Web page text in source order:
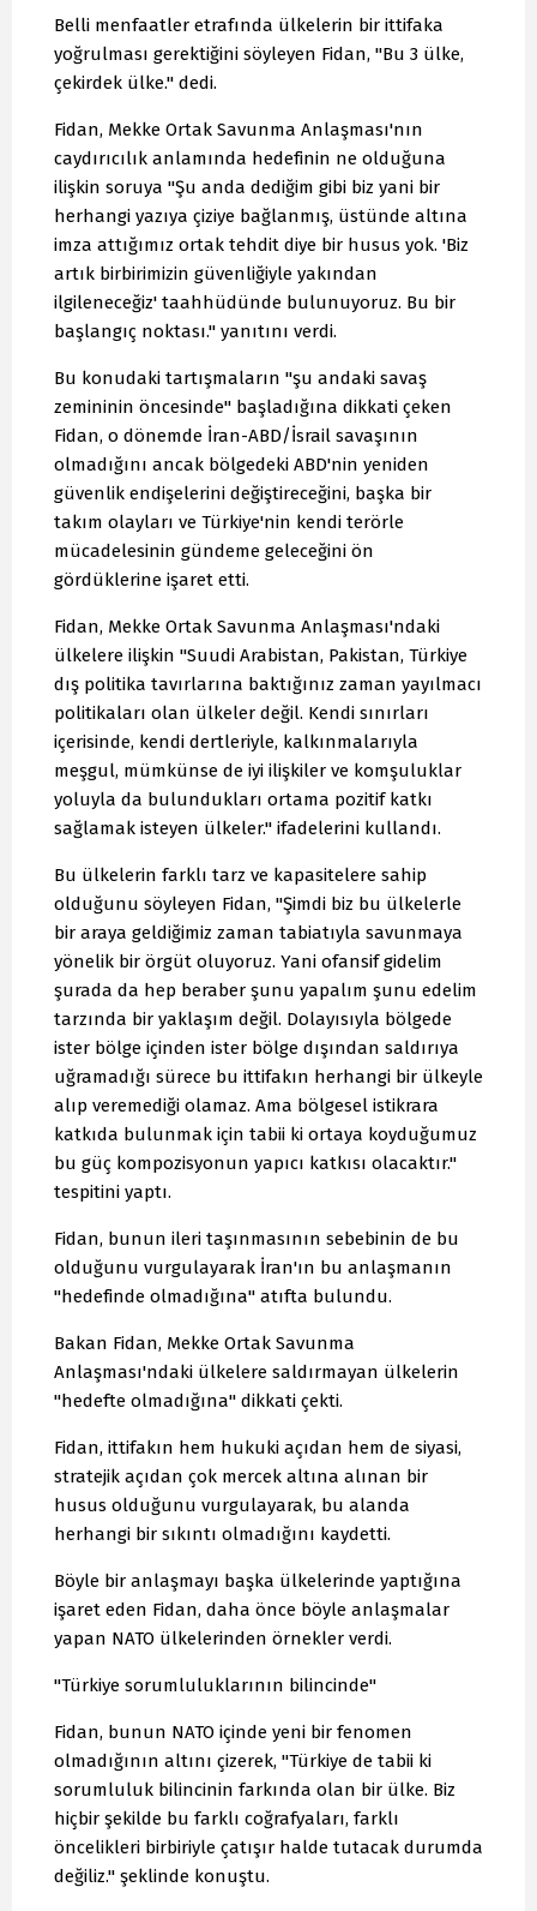
Belli menfaatler etrafında ülkelerin bir ittifaka
yoğrulması gerektiğini söyleyen Fidan, "Bu 3 ülke,
çekirdek ülke." dedi.
Fidan, Mekke Ortak Savunma Anlaşması'nın
caydırıcılık anlamında hedefinin ne olduğuna
ilişkin soruya "Şu anda dediğim gibi biz yani bir
herhangi yazıya çiziye bağlanmış, üstünde altına
imza attığımız ortak tehdit diye bir husus yok. 'Biz
artık birbirimizin güvenliğiyle yakından
ilgileneceğiz' taahhüdünde bulunuyoruz. Bu bir
başlangıç noktası." yanıtını verdi.
Bu konudaki tartışmaların "şu andaki savaş
zemininin öncesinde" başladığına dikkati çeken
Fidan, o dönemde İran-ABD/İsrail savaşının
olmadığını ancak bölgedeki ABD'nin yeniden
güvenlik endişelerini değiştireceğini, başka bir
takım olayları ve Türkiye'nin kendi terörle
mücadelesinin gündeme geleceğini ön
gördüklerine işaret etti.
Fidan, Mekke Ortak Savunma Anlaşması'ndaki
ülkelere ilişkin "Suudi Arabistan, Pakistan, Türkiye
dış politika tavırlarına baktığınız zaman yayılmacı
politikaları olan ülkeler değil. Kendi sınırları
içerisinde, kendi dertleriyle, kalkınmalarıyla
meşgul, mümkünse de iyi ilişkiler ve komşuluklar
yoluyla da bulundukları ortama pozitif katkı
sağlamak isteyen ülkeler." ifadelerini kullandı.
Bu ülkelerin farklı tarz ve kapasitelere sahip
olduğunu söyleyen Fidan, "Şimdi biz bu ülkelerle
bir araya geldiğimiz zaman tabiatıyla savunmaya
yönelik bir örgüt oluyoruz. Yani ofansif gidelim
şurada da hep beraber şunu yapalım şunu edelim
tarzında bir yaklaşım değil. Dolayısıyla bölgede
ister bölge içinden ister bölge dışından saldırıya
uğramadığı sürece bu ittifakın herhangi bir ülkeyle
alıp veremediği olamaz. Ama bölgesel istikrara
katkıda bulunmak için tabii ki ortaya koyduğumuz
bu güç kompozisyonun yapıcı katkısı olacaktır."
tespitini yaptı.
Fidan, bunun ileri taşınmasının sebebinin de bu
olduğunu vurgulayarak İran'ın bu anlaşmanın
"hedefinde olmadığına" atıfta bulundu.
Bakan Fidan, Mekke Ortak Savunma
Anlaşması'ndaki ülkelere saldırmayan ülkelerin
"hedefte olmadığına" dikkati çekti.
Fidan, ittifakın hem hukuki açıdan hem de siyasi,
stratejik açıdan çok mercek altına alınan bir
husus olduğunu vurgulayarak, bu alanda
herhangi bir sıkıntı olmadığını kaydetti.
Böyle bir anlaşmayı başka ülkelerinde yaptığına
işaret eden Fidan, daha önce böyle anlaşmalar
yapan NATO ülkelerinden örnekler verdi.
"Türkiye sorumluluklarının bilincinde"
Fidan, bunun NATO içinde yeni bir fenomen
olmadığının altını çizerek, "Türkiye de tabii ki
sorumluluk bilincinin farkında olan bir ülke. Biz
hiçbir şekilde bu farklı coğrafyaları, farklı
öncelikleri birbiriyle çatışır halde tutacak durumda
değiliz." şeklinde konuştu.